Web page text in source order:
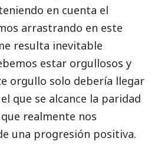
en cuenta el
arrastrando en este
resulta inevitable
estar orgullosos y
orgullo solo debería llegar
que se alcance la paridad
realmente nos
una progresión positiva.